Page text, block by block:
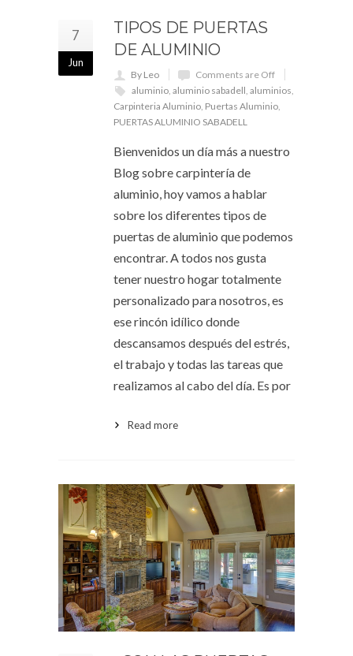
7
Jun
TIPOS DE PUERTAS
DE ALUMINIO
By Leo
Comments are Off
aluminio aluminio sabadell aluminios
Carpinteria Aluminio Puertas Aluminio
PUERTAS ALUMINIO SABADELL
Bienvenidos un día más a nuestro
Blog sobre carpintería de
aluminio, hoy vamos a hablar
sobre los diferentes tipos de
puertas de aluminio que podemos
encontrar. A todos nos gusta
tener nuestro hogar totalmente
personalizado para nosotros, es
ese rincón idílico donde
descansamos después del estrés,
el trabajo y todas las tareas que
realizamos al cabo del día. Es por
Read more